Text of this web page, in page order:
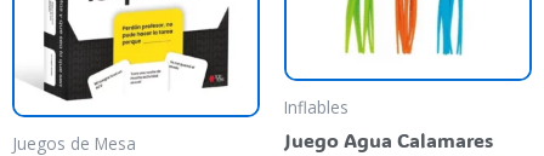
Juegos de Mesa
Inflables
Juego Agua Calamares